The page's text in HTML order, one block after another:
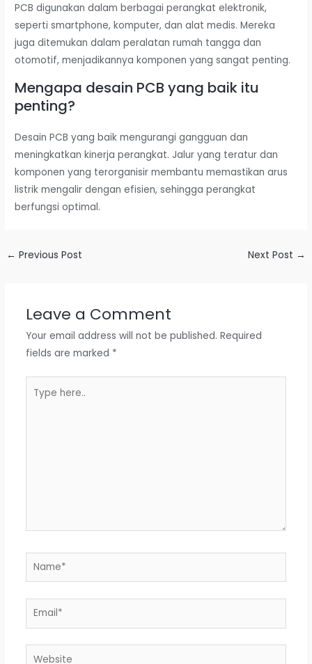
PCB digunakan dalam berbagai perangkat elektronik,
seperti smartphone, komputer, dan alat medis. Mereka
juga ditemukan dalam peralatan rumah tangga dan
otomotif, menjadikannya komponen yang sangat penting.
Mengapa desain PCB yang baik itu
penting?
Desain PCB yang baik mengurangi gangguan dan
meningkatkan kinerja perangkat. Jalur yang teratur dan
komponen yang terorganisir membantu memastikan arus
listrik mengalir dengan efisien, sehingga perangkat
berfungsi optimal.
← Previous Post Next Post →
Leave a Comment
Your email address will not be published. Required
fields are marked *
here..
Name*
Email*
Website